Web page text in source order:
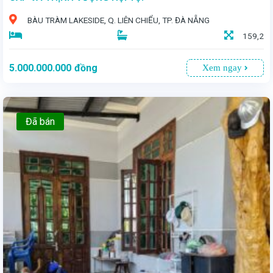
BÀU TRÀM LAKESIDE, Q. LIÊN CHIỂU, TP. ĐÀ NẴNG
159,2
5.000.000.000 đồng Xem ngay
Đã bán